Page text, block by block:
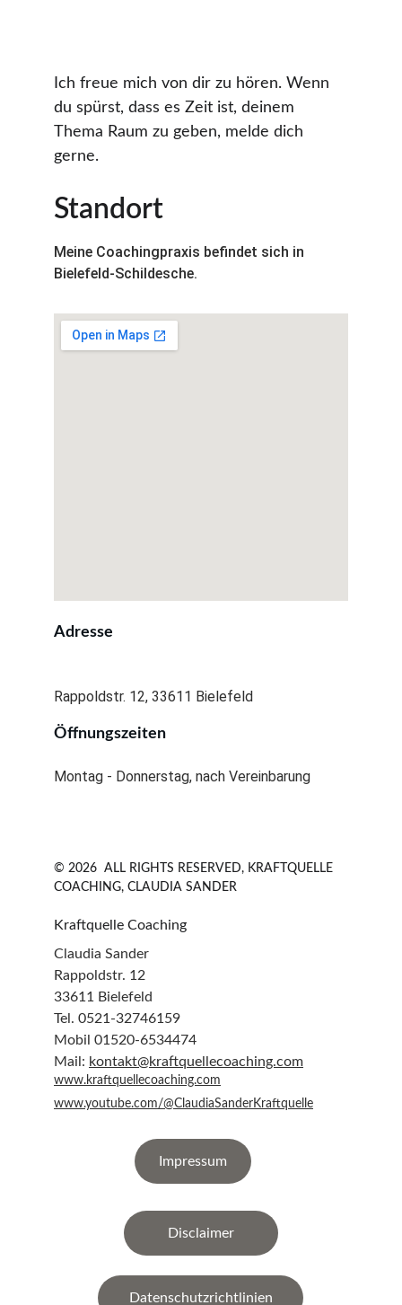
Ich freue mich von dir zu hören. Wenn
du spürst, dass es Zeit ist, deinem
Thema Raum zu geben, melde dich
gerne.
Standort
Meine Coachingpraxis befindet sich in
Bielefeld-Schildesche.
Adresse
Rappoldstr. 12, 33611 Bielefeld
Öffnungszeiten
Montag - Donnerstag, nach Vereinbarung
© 2026  ALL RIGHTS RESERVED, KRAFTQUELLE
COACHING, CLAUDIA SANDER
Kraftquelle Coaching
Claudia Sander
Rappoldstr. 12
33611 Bielefeld
Tel. 0521-32746159
Mobil 01520-6534474
Mail: kontakt@kraftquellecoaching.com
www.kraftquellecoaching.com
www.youtube.com/@ClaudiaSanderKraftquelle
Disclaimer
Impressum
Datenschutzrichtlinien